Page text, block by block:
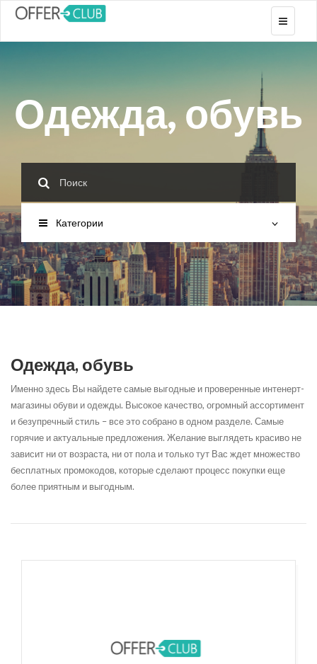
Toggle
Одежда, обувь
Категории
Одежда, обувь
Именно здесь Вы найдете самые выгодные и проверенные интенерт-
магазины обуви и одежды. Высокое качество, огромный ассортимент
и безупречный стиль – все это собрано в одном разделе. Самые
горячие и актуальные предложения. Желание выглядеть красиво не
зависит ни от возраста, ни от пола и только тут Вас ждет множество
бесплатных промокодов, которые сделают процесс покупки еще
более приятным и выгодным.